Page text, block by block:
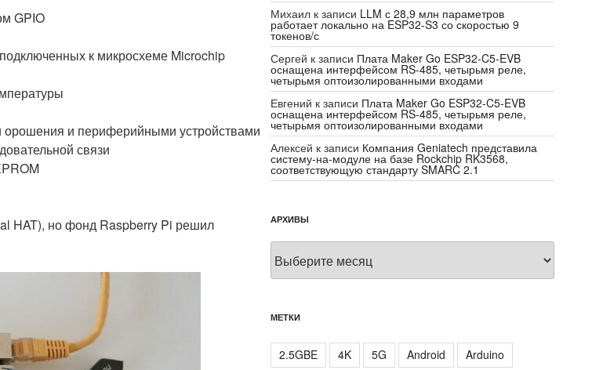
GPIO
к микросхеме Microchip
орошения и периферийными устройствами
связи
HAT), но фонд Raspberry Pi решил
Михаил к записи LLM с 28,9 млн параметров
работает локально на ESP32-S3 со скоростью 9
токенов/с
Сергей к записи Плата Maker Go ESP32-C5-EVB
оснащена интерфейсом RS-485, четырьмя реле,
четырьмя оптоизолированными входами
Евгений к записи Плата Maker Go ESP32-C5-EVB
оснащена интерфейсом RS-485, четырьмя реле,
четырьмя оптоизолированными входами
Алексей к записи Компания Geniatech представила
систему-на-модуле на базе Rockchip RK3568,
соответствующую стандарту SMARC 2.1
АРХИВЫ
Архивы
МЕТКИ
2.5GBE 4K 5G Android
Arduino